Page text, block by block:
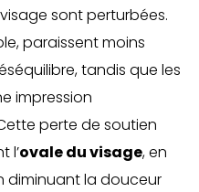
sont perturbées.
paraissent moins
tandis que les
impression
perte de soutien
l’ovale du visage, en
diminuant la douceur